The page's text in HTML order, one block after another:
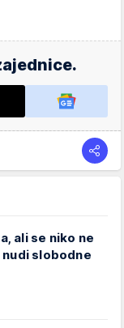
ali se niko ne
nudi slobodne